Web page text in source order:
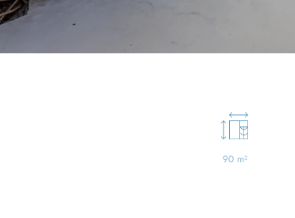
90 m²